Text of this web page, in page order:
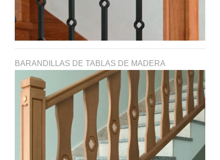
BARANDILLAS DE TABLAS DE MADERA